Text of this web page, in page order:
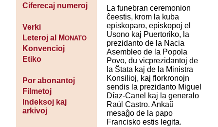
Ciferecaj numeroj
Verki
Leteroj al MONATO
Konvencioj
Etiko
Por abonantoj
Filmetoj
Indeksoj kaj
arkivoj
La funebran ceremonion
ĉeestis, krom la kuba
episkoparo, episkopoj el
Usono kaj Puertoriko, la
prezidanto de la Nacia
Asembleo de la Popola
Povo, du vicprezidantoj de
la Ŝtata kaj de la Ministra
Konsilioj, kaj florkronojn
sendis la prezidanto Miguel
Díaz-Canel kaj la generalo
Raúl Castro. Ankaŭ
mesaĝo de la papo
Francisko estis legita.